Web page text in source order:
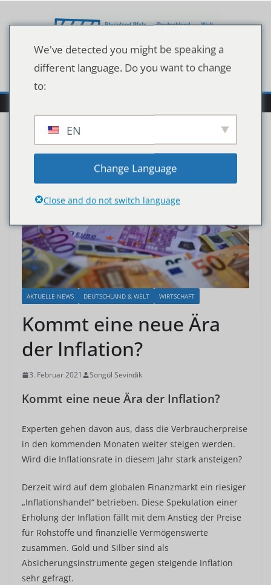
Inhalt
AKTUELLE NEWS DEUTSCHLAND & WELT WIRTSCHAFT
Kommt eine neue Ära
der Inflation?
3. Februar 2021 Songül Sevindik
Kommt eine neue Ära der Inflation?
Experten gehen davon aus, dass die Verbraucherpreise
in den kommenden Monaten weiter steigen werden.
Wird die Inflationsrate in diesem Jahr stark ansteigen?
Derzeit wird auf dem globalen Finanzmarkt ein riesiger
„Inflationshandel“ betrieben. Diese Spekulation einer
Erholung der Inflation fällt mit dem Anstieg der Preise
für Rohstoffe und finanzielle Vermögenswerte
zusammen. Gold und Silber sind als
Absicherungsinstrumente gegen steigende Inflation
sehr gefragt.
We've detected you might be speaking a
different language. Do you want to change
to:
EN
Change Language
Close and do not switch language